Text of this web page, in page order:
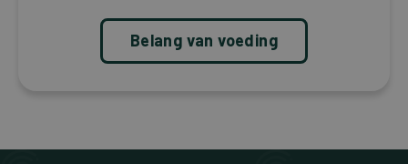
Belang van voeding